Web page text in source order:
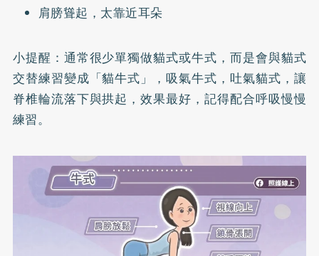
肩膀聳起，太靠近耳朵
小提醒：通常很少單獨做貓式或牛式，而是會與貓式
交替練習變成「貓牛式」，吸氣牛式，吐氣貓式，讓
脊椎輪流落下與拱起，效果最好，記得配合呼吸慢慢
練習。